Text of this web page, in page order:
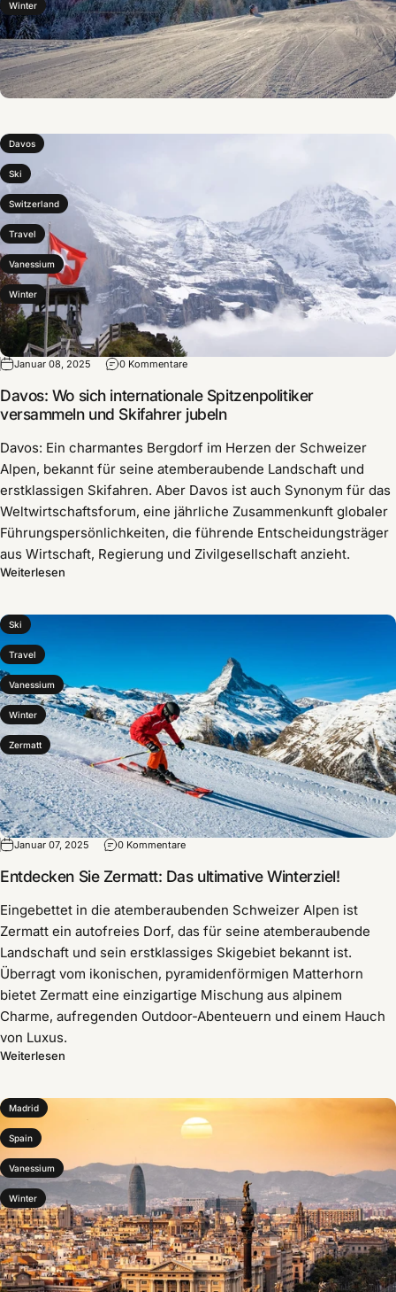
Winter
Davos
Ski
Switzerland
Travel
Vanessium
Winter
Januar 08, 2025 0 Kommentare
Davos: Wo sich internationale Spitzenpolitiker
versammeln und Skifahrer jubeln
Davos: Ein charmantes Bergdorf im Herzen der Schweizer
Alpen, bekannt für seine atemberaubende Landschaft und
erstklassigen Skifahren. Aber Davos ist auch Synonym für das
Weltwirtschaftsforum, eine jährliche Zusammenkunft globaler
Führungspersönlichkeiten, die führende Entscheidungsträger
aus Wirtschaft, Regierung und Zivilgesellschaft anzieht.
Weiterlesen
Ski
Travel
Vanessium
Winter
Zermatt
Januar 07, 2025 0 Kommentare
Entdecken Sie Zermatt: Das ultimative Winterziel!
Eingebettet in die atemberaubenden Schweizer Alpen ist
Zermatt ein autofreies Dorf, das für seine atemberaubende
Landschaft und sein erstklassiges Skigebiet bekannt ist.
Überragt vom ikonischen, pyramidenförmigen Matterhorn
bietet Zermatt eine einzigartige Mischung aus alpinem
Charme, aufregenden Outdoor-Abenteuern und einem Hauch
von Luxus.
Weiterlesen
Madrid
Spain
Vanessium
Winter